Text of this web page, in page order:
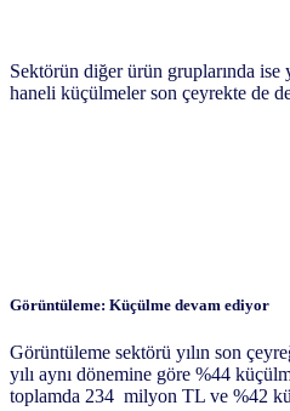
Sektörün diğer ürün gruplarında ise
haneli küçülmeler son çeyrekte de
Görüntüleme: Küçülme devam ediyor
Görüntüleme sektörü yılın son
yılı aynı dönemine göre %44
toplamda 234 milyon TL ve %42